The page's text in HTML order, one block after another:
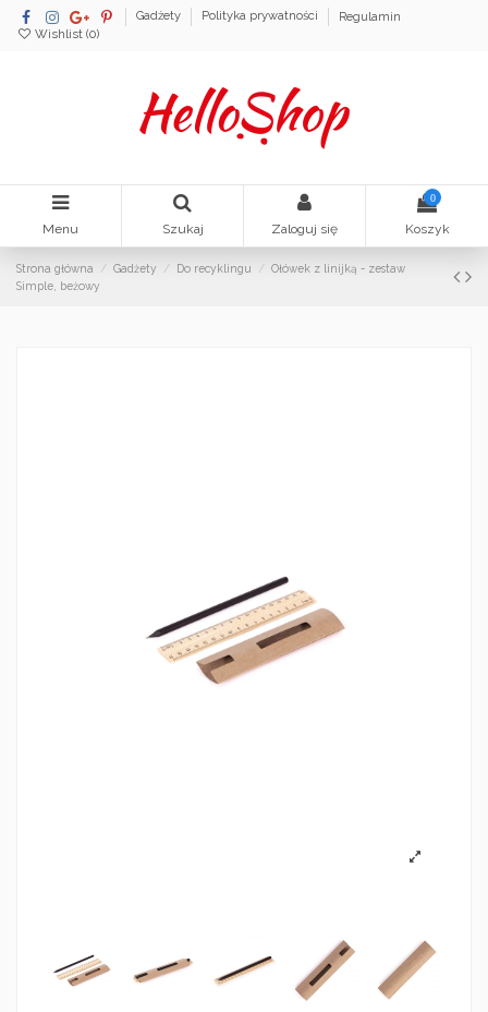
Gadżety Polityka prywatności
Regulamin
Wishlist (0)
Menu Szukaj Zaloguj się
0
Koszyk
Strona główna Gadżety Do recyklingu
Ołówek z linijką - zestaw
Simple, beżowy